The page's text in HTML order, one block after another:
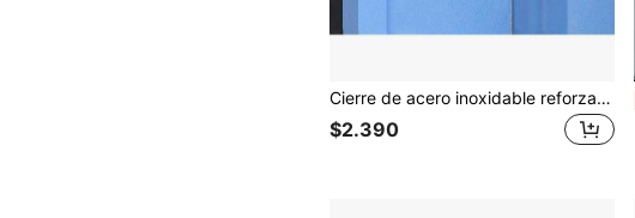
Cierre de acero inoxidable reforzado, cerradura de puerta de madera, universal para dormitorio, baño, puerta corrediza, candado
$2.390